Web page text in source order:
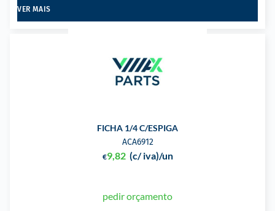
VER MAIS
FICHA 1/4 C/ESPIGA
ACA6912
€9,82 (c/ iva)/un
pedir orçamento